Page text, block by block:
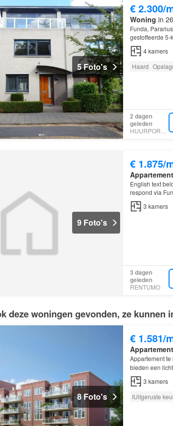
5 Foto's
€ 2.300/
Woning in
Funda,
gestoffeerde
Delfgauw
4kamers
Haard
2 dagen
geleden
HUURPORTAAL
9 Foto's
€ 1.875/
Appartement
English text
respond via
questionnaire
3 kamers
3 dagen
geleden
RENTUMO
deze woningen gevonden, ze kunnen
8 Foto's
€ 1.581/
Appartement
Appartement
bieden een
gunstige
3 kamers
IUitgeruste